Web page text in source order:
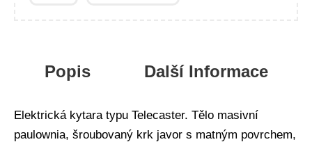
Popis Další Informace
Elektrická kytara typu Telecaster. Tělo masivní
paulownia, šroubovaný krk javor s matným povrchem,